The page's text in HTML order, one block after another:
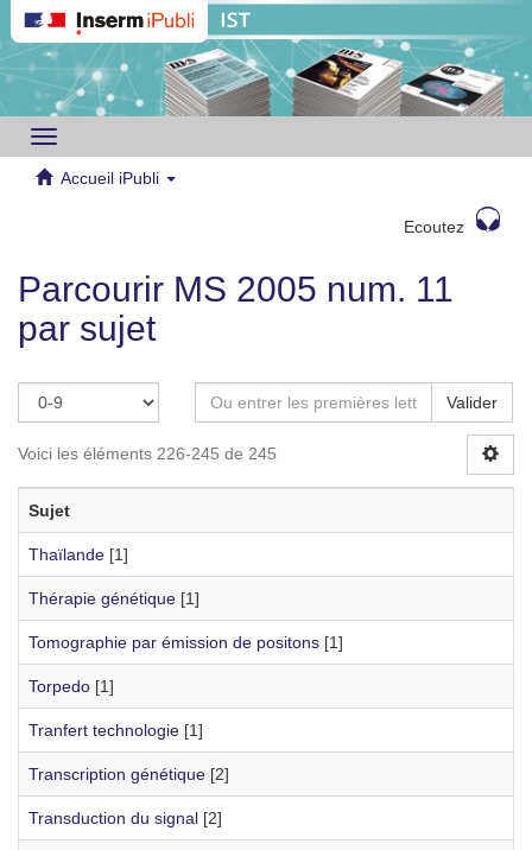
Toggle
navigation
Accueil iPubli
Ecoutez
Parcourir MS 2005 num. 11
par sujet
Valider
Voici les éléments 226-245 de 245
Sujet
Thaïlande [1]
Thérapie génétique [1]
Tomographie par émission de positons [1]
Torpedo [1]
Tranfert technologie [1]
Transcription génétique [2]
Transduction du signal [2]